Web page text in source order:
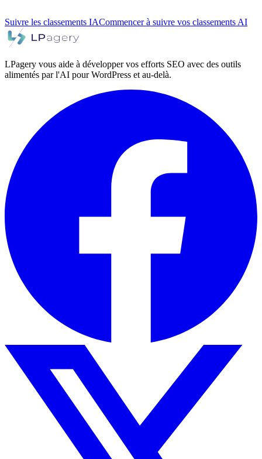
Suivre les classements IACommencer à suivre vos classements AI
LPagery vous aide à développer vos efforts SEO avec des outils
alimentés par l'AI pour WordPress et au-delà.